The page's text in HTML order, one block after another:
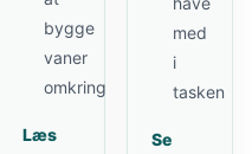
bygge
vaner
omkring
Læs
med
i
tasken
Se